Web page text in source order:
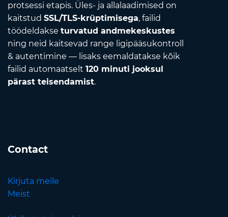
protsessi etapis. Üles- ja allalaadimised on
kaitstud SSL/TLS-krüptimisega, failid
töödeldakse turvatud andmekeskustes
ning neid kaitsevad range ligipääsukontroll
& autentimine — lisaks eemaldatakse kõik
failid automaatselt 120 minuti jooksul
pärast teisendamist.
Contact
Kirjuta meile
Meist